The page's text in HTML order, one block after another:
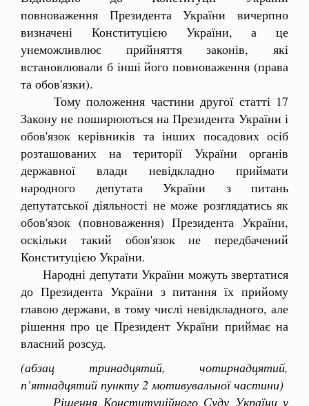
повноваження Президента України вичерпно
визначені Конституцією України, а це
унеможливлює прийняття законів, які
встановлювали б інші його повноваження (права
та обов'язки).
Тому положення частини другої статті 17
Закону не поширюються на Президента України і
обов'язок керівників та інших посадових осіб
розташованих на території України органів
державної влади невідкладно приймати
народного депутата України з питань
депутатської діяльності не може розглядатись як
обов'язок (повноваження) Президента України,
оскільки такий обов'язок не передбачений
Конституцією України.
Народні депутати України можуть звертатися
до Президента України з питання їх прийому
главою держави, в тому числі невідкладного, але
рішення про це Президент України приймає на
власний розсуд.
(абзац тринадцятий, чотирнадцятий,
п’ятнадцятий пункту 2 мотивувальної частини)
Рішення Конституційного Суду України у